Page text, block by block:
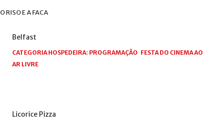
ORISOEAFACA
Belfast
CATEGORIA HOSPEDEIRA: PROGRAMAÇÃO FESTA DO CINEMA AO
AR LIVRE
Licorice Pizza